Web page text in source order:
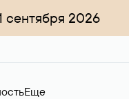
сентября 2026
Еще